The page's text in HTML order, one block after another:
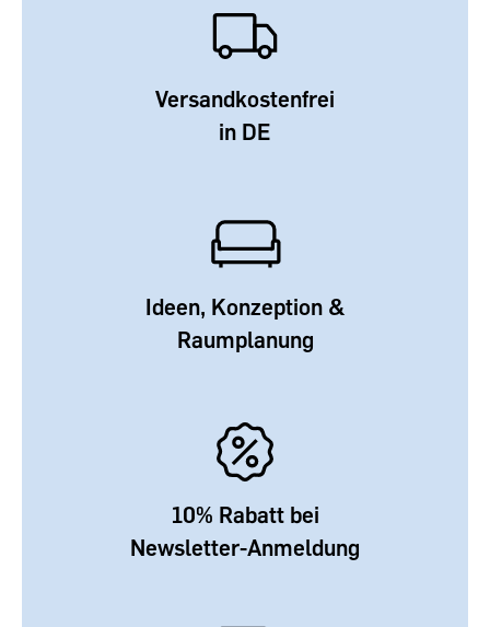
Versandkostenfrei
in DE
Ideen, Konzeption &
Raumplanung
10% Rabatt bei
Newsletter-Anmeldung